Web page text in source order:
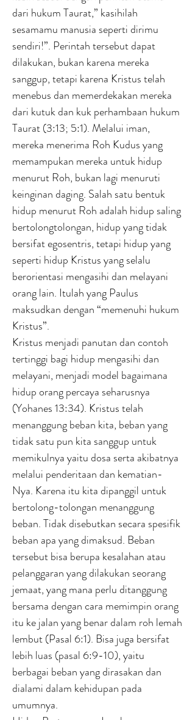
dari hukum Taurat,” kasihilah
sesamamu manusia seperti dirimu
sendiri!”. Perintah tersebut dapat
dilakukan, bukan karena mereka
sanggup, tetapi karena Kristus telah
menebus dan memerdekakan mereka
dari kutuk dan kuk perhambaan hukum
Taurat (3:13; 5:1). Melalui iman,
mereka menerima Roh Kudus yang
memampukan mereka untuk hidup
menurut Roh, bukan lagi menuruti
keinginan daging. Salah satu bentuk
hidup menurut Roh adalah hidup saling
bertolongtolongan, hidup yang tidak
bersifat egosentris, tetapi hidup yang
seperti hidup Kristus yang selalu
berorientasi mengasihi dan melayani
orang lain. Itulah yang Paulus
maksudkan dengan “memenuhi hukum
Kristus”.
Kristus menjadi panutan dan contoh
tertinggi bagi hidup mengasihi dan
melayani, menjadi model bagaimana
hidup orang percaya seharusnya
(Yohanes 13:34). Kristus telah
menanggung beban kita, beban yang
tidak satu pun kita sanggup untuk
memikulnya yaitu dosa serta akibatnya
melalui penderitaan dan kematian-
Nya. Karena itu kita dipanggil untuk
bertolong-tolongan menanggung
beban. Tidak disebutkan secara spesifik
beban apa yang dimaksud. Beban
tersebut bisa berupa kesalahan atau
pelanggaran yang dilakukan seorang
jemaat, yang mana perlu ditanggung
bersama dengan cara memimpin orang
itu ke jalan yang benar dalam roh lemah
lembut (Pasal 6:1). Bisa juga bersifat
lebih luas (pasal 6:9-10), yaitu
berbagai beban yang dirasakan dan
dialami dalam kehidupan pada
umumnya.